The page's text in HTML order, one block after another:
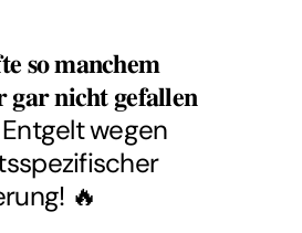
𝐬𝐨 𝐦𝐚𝐧𝐜𝐡𝐞𝐦
𝐧𝐢𝐜𝐡𝐭 𝐠𝐞𝐟𝐚𝐥𝐥𝐞𝐧
wegen
🔥